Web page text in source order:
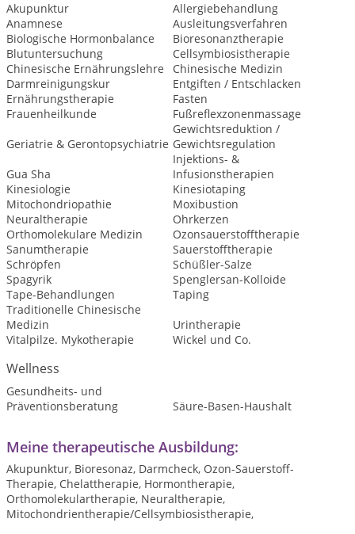
Akupunktur
Allergiebehandlung
Anamnese
Ausleitungsverfahren
Biologische Hormonbalance
Bioresonanztherapie
Blutuntersuchung
Cellsymbiosistherapie
Chinesische Ernährungslehre
Chinesische Medizin
Darmreinigungskur
Entgiften / Entschlacken
Ernährungstherapie
Fasten
Frauenheilkunde
Fußreflexzonenmassage
Geriatrie & Gerontopsychiatrie
Gewichtsreduktion /
Gewichtsregulation
Gua Sha
Injektions- &
Infusionstherapien
Kinesiologie
Kinesiotaping
Mitochondriopathie
Moxibustion
Neuraltherapie
Ohrkerzen
Orthomolekulare Medizin
Ozonsauerstofftherapie
Sanumtherapie
Sauerstofftherapie
Schröpfen
Schüßler-Salze
Spagyrik
Spenglersan-Kolloide
Tape-Behandlungen
Taping
Traditionelle Chinesische
Medizin
Urintherapie
Vitalpilze. Mykotherapie
Wickel und Co.
Wellness
Gesundheits- und
Präventionsberatung
Säure-Basen-Haushalt
Meine therapeutische Ausbildung:
Akupunktur, Bioresonaz, Darmcheck, Ozon-Sauerstoff-
Therapie, Chelattherapie, Hormontherapie,
Orthomolekulartherapie, Neuraltherapie,
Mitochondrientherapie/Cellsymbiosistherapie,